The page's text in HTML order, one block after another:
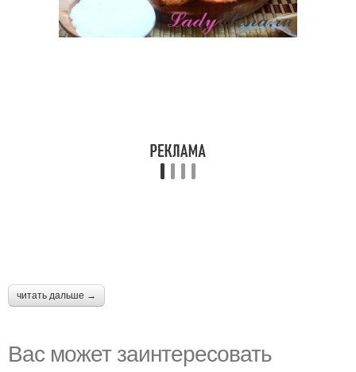
читать дальше →
Вас может заинтересовать